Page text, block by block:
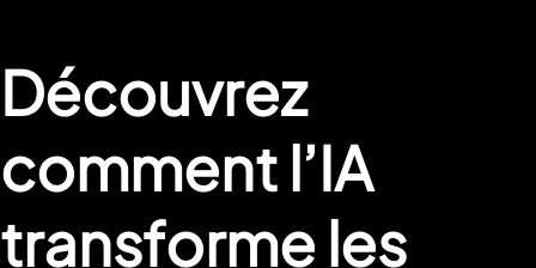
Découvrez
comment l’IA
transforme les